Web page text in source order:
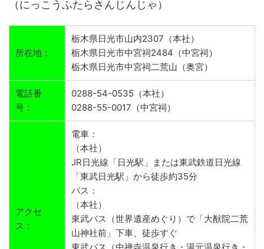
（にっこうふたらさんじんじゃ）
所在地：
栃木県日光市山内2307（本社）
栃木県日光市中宮祠2484（中宮祠）
栃木県日光市中宮祠二荒山（奥宮）
電話番
号：
0288-54-0535（本社）
0288-55-0017（中宮祠）
アクセ
ス：
電車：
（本社）
JR日光線「日光駅」または東武鉄道日光線
「東武日光駅」から徒歩約35分
バス：
（本社）
東武バス（世界遺産めぐり）で「大猷院二荒
山神社前」下車、徒歩すぐ